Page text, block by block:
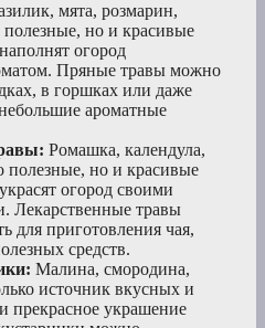
мята, розмарин,
полезные, но и красивые
огород
Пряные травы можно
в горшках или даже
ароматные
Ромашка, календула,
полезные, но и красивые
огород своими
Лекарственные травы
для приготовления чая,
средств.
Малина, смородина,
источник вкусных и
прекрасное украшение